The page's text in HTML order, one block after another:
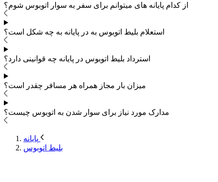
از کدام پایانه های میتوانم برای سفر به سوار اتوبوس شوم؟
استعلام بلیط اتوبوس به در پایانه به چه شکل است؟
استرداد بلیط اتوبوس در پایانه چه قوانینی دارد؟
میزان بار مجاز همراه هر مسافر چقدر است؟
مدارک مورد نیاز برای سوار شدن به اتوبوس چیست؟
بلیط اتوبوس